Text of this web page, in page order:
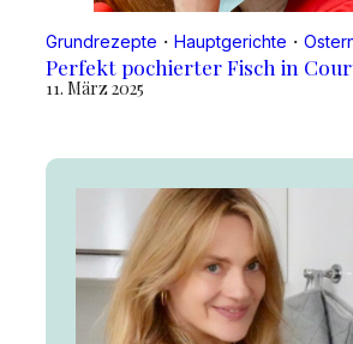
Grundrezepte ・ Hauptgerichte ・
Perfekt pochierter Fisch in
11. März 2025